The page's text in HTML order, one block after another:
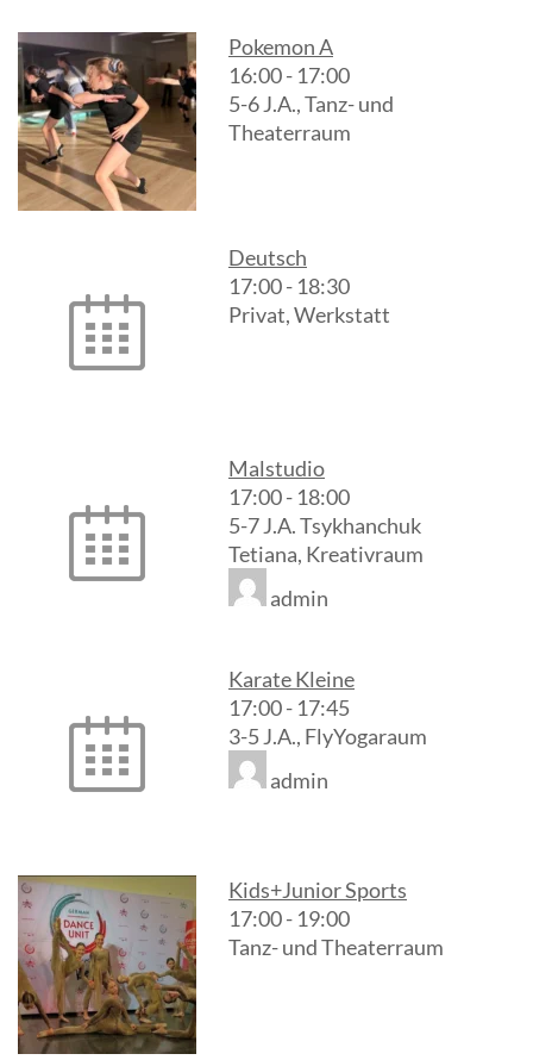
Pokemon A
16:00- 17:00
5-6 J.A., Tanz- und
Theaterraum
Deutsch
17:00- 18:30
Privat, Werkstatt
Malstudio
17:00- 18:00
5-7 J.A. Tsykhanchuk
Tetiana, Kreativraum
admin
Karate Kleine
17:00- 17:45
3-5 J.A., FlyYogaraum
admin
Kids+Junior Sports
17:00- 19:00
Tanz- und Theaterraum